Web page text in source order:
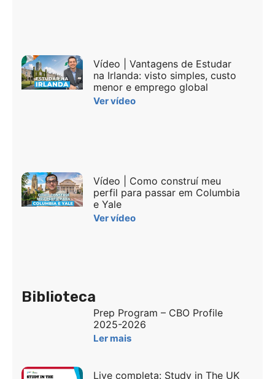
Vídeo | Vantagens de Estudar
na Irlanda: visto simples, custo
menor e emprego global
Ver vídeo
Vídeo | Como construí meu
perfil para passar em Columbia
e Yale
Ver vídeo
Biblioteca
Prep Program – CBO Profile
2025-2026
Ler mais
Live completa: Study in The UK